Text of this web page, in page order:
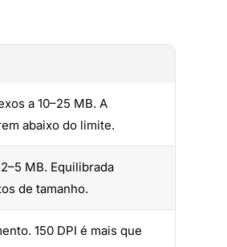
a 10–25 MB. A
abaixo do limite.
MB. Equilibrada
de tamanho.
150 DPI é mais que